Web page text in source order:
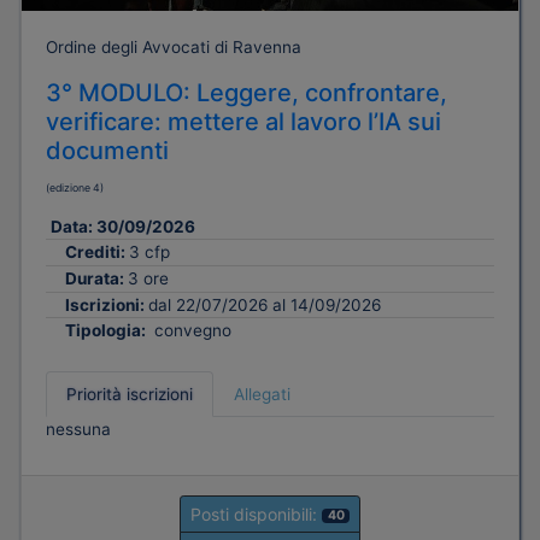
Ordine degli Avvocati di Ravenna
3° MODULO: Leggere, confrontare,
verificare: mettere al lavoro l’IA sui
documenti
(edizione 4)
Data: 30/09/2026
Crediti: 3 cfp
Durata: 3 ore
Iscrizioni: dal 22/07/2026 al 14/09/2026
Tipologia: convegno
Priorità iscrizioni
Allegati
nessuna
Posti disponibili: 40